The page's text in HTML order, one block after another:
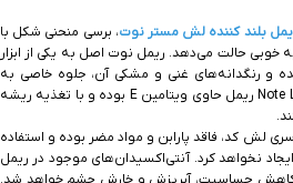
بلند کننده لش مستر نوت، برسی منحنی شکل با
خوبی حالت می‌دهد. ریمل نوت اصل به یکی از ابزار
و رنگدانه‌های غنی و مشکی آن، جلوه خاصی به
مژه‌ها می‌دهد. Note Lash Code Mascara ریمل حاوی ویتامین E بوده و با تغذیه ریشه
لش کد، فاقد پارابن و مواد مضر بوده و استفاده
نخواهد کرد. آنتی‌اکسیدان‌های موجود در ریمل